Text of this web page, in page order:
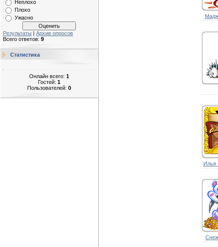
Неплохо
Плохо
Ужасно
Результаты | Архив опросов
Всего ответов: 9
Статистика
Онлайн всего: 1
Гостей: 1
Пользователей: 0
Илья